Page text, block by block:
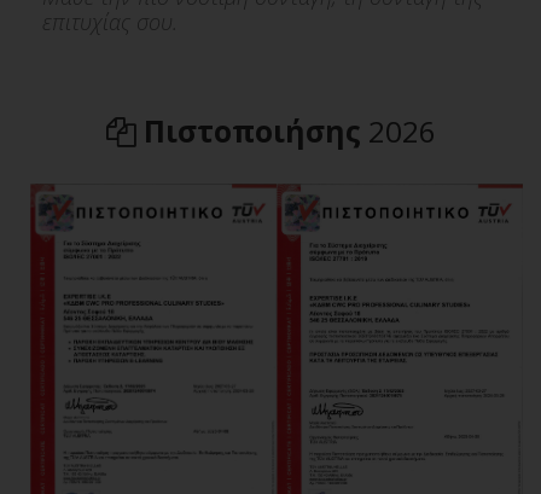
επιτυχίας σου.
Πιστοποιήσης 2026